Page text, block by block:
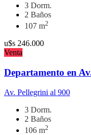
3 Dorm.
2 Baños
107 m2
u$s 246.000
Venta
Departamento en
Av. Pellegrini al 900
3 Dorm.
2 Baños
106 m2